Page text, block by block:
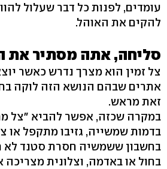
עומדים, לפנות כל דבר שעלול
להקים את האוהל.
סליחה, אתה מסתיר
צל זמין הוא מצרך נדרש כאשר
אתרים שבהם הנושא הזה לוקה
זאת מראש.
במקרה שכזה, אפשר להביא "צל
בדמות שמשייה, גזיבו מתקפל או
בחשבון ששמשיה חסרת סטנד לא
בחול או באדמה, וצלונית מצריכה